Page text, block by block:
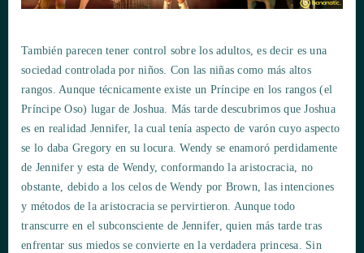
También parecen tener control sobre los adultos, es decir es una
sociedad controlada por niños. Con las niñas como más altos
rangos. Aunque técnicamente existe un Príncipe en los rangos (el
Príncipe Oso) lugar de Joshua. Más tarde descubrimos que Joshua
es en realidad Jennifer, la cual tenía aspecto de varón cuyo aspecto
se lo daba Gregory en su locura. Wendy se enamoró perdidamente
de Jennifer y esta de Wendy, conformando la aristocracia, no
obstante, debido a los celos de Wendy por Brown, las intenciones
y métodos de la aristocracia se pervirtieron. Aunque todo
transcurre en el subconsciente de Jennifer, quien más tarde tras
enfrentar sus miedos se convierte en la verdadera princesa. Sin